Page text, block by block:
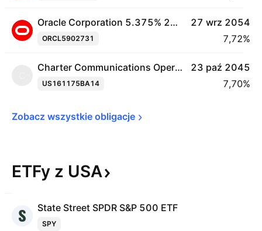
Oracle Corporation 5.375% 27-SEP-2054
ORCL5902731 7,72%
27 wrz 2054
Charter Communications Operating. LLC 6.484% 23-OCT-2045
US161175BA14 7,70%
23 paź 2045
Zobacz wszystkie obligacje
ETFy z USA
State Street SPDR S&P 500 ETF
SPY